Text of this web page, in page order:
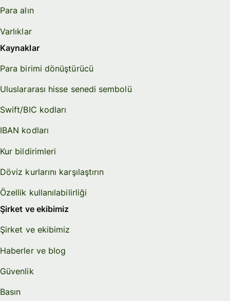
Para alın
Varlıklar
Kaynaklar
Para birimi dönüştürücü
Uluslararası hisse senedi sembolü
Swift/BIC kodları
IBAN kodları
Kur bildirimleri
Döviz kurlarını karşılaştırın
Özellik kullanılabilirliği
Şirket ve ekibimiz
Şirket ve ekibimiz
Haberler ve blog
Güvenlik
Basın